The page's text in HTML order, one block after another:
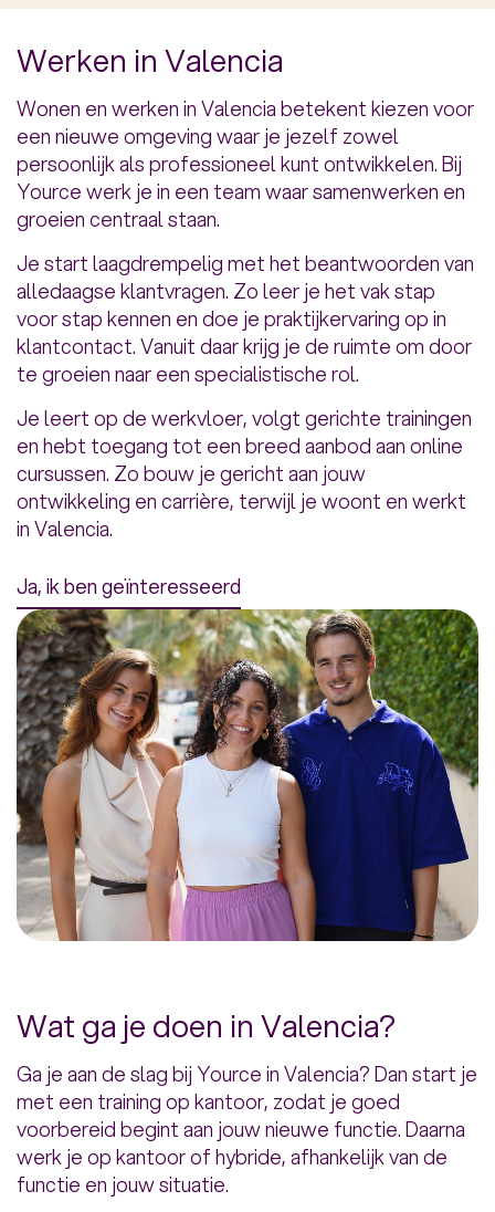
Werken in Valencia
Wonen en werken in Valencia betekent kiezen voor
een nieuwe omgeving waar je jezelf zowel
persoonlijk als professioneel kunt ontwikkelen. Bij
Yource werk je in een team waar samenwerken en
groeien centraal staan.
Je start laagdrempelig met het beantwoorden van
alledaagse klantvragen. Zo leer je het vak stap
voor stap kennen en doe je praktijkervaring op in
klantcontact. Vanuit daar krijg je de ruimte om door
te groeien naar een specialistische rol.
Je leert op de werkvloer, volgt gerichte trainingen
en hebt toegang tot een breed aanbod aan online
cursussen. Zo bouw je gericht aan jouw
ontwikkeling en carrière, terwijl je woont en werkt
in Valencia.
Ja, ik ben geïnteresseerd
Wat ga je doen in Valencia?
Ga je aan de slag bij Yource in Valencia? Dan start je
met een training op kantoor, zodat je goed
voorbereid begint aan jouw nieuwe functie. Daarna
werk je op kantoor of hybride, afhankelijk van de
functie en jouw situatie.